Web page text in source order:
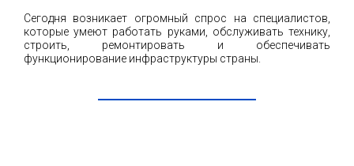
Сегодня возникает огромный спрос на специалистов,
которые умеют работать руками, обслуживать технику,
строить, ремонтировать и обеспечивать
функционирование инфраструктуры страны.